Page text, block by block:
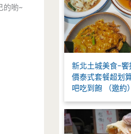
的喲~
新北土城美食-
價泰式套餐超划
吧吃到飽 （邀約）